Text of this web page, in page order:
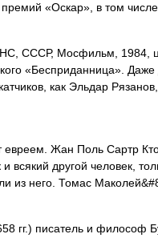
«Оскар», в том
Мосфильм, 1984,
«Бесприданница». Даже
как Эльдар
евреем. Жан Поль Сартр
другой человек,
из него. Томас
гг.) писатель и философ